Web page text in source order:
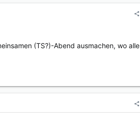
(TS?)-Abend ausmachen, wo alle